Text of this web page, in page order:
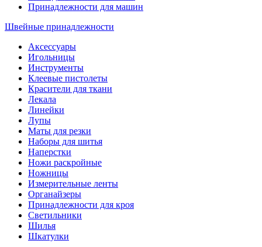
Принадлежности для машин
Швейные принадлежности
Аксессуары
Игольницы
Инструменты
Клеевые пистолеты
Красители для ткани
Лекала
Линейки
Лупы
Маты для резки
Наборы для шитья
Наперстки
Ножи раскройные
Ножницы
Измерительные ленты
Органайзеры
Принадлежности для кроя
Светильники
Шилья
Шкатулки